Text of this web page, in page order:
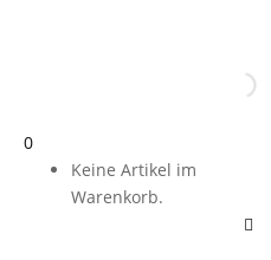
0
Keine Artikel im
Warenkorb.